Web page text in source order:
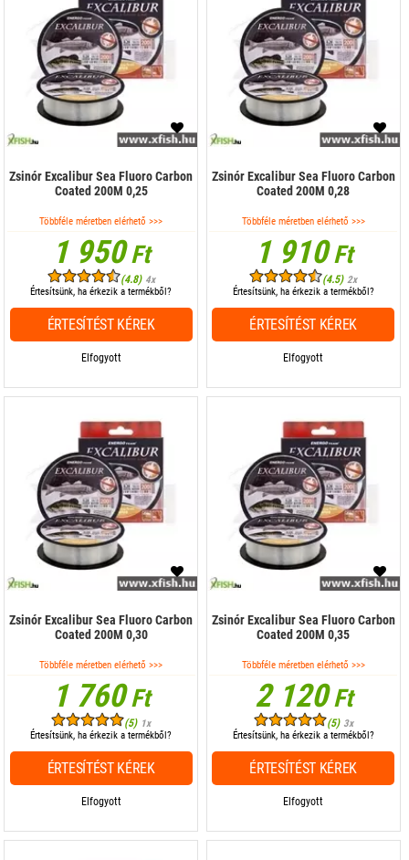
Zsinór Excalibur Sea Fluoro Carbon
Coated 200M 0,25
Többféle méretben elérhető >>>
1 950Ft
(4.8) 4x
Elfogyott
Értesítsünk, ha érkezik a termékből?
ÉRTESÍTÉST KÉREK
Zsinór Excalibur Sea Fluoro Carbon
Coated 200M 0,28
Többféle méretben elérhető >>>
1 910Ft
(4.5) 2x
Elfogyott
Értesítsünk, ha érkezik a termékből?
ÉRTESÍTÉST KÉREK
Zsinór Excalibur Sea Fluoro Carbon
Coated 200M 0,30
Többféle méretben elérhető >>>
1 760Ft
(5) 1x
Elfogyott
Értesítsünk, ha érkezik a termékből?
ÉRTESÍTÉST KÉREK
Zsinór Excalibur Sea Fluoro Carbon
Coated 200M 0,35
Többféle méretben elérhető >>>
2 120Ft
(5) 3x
Elfogyott
Értesítsünk, ha érkezik a termékből?
ÉRTESÍTÉST KÉREK